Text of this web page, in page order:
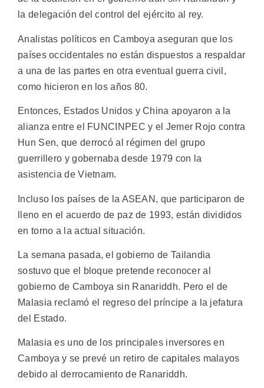
la delegación del control del ejército al rey.
Analistas políticos en Camboya aseguran que los
países occidentales no están dispuestos a respaldar
a una de las partes en otra eventual guerra civil,
como hicieron en los años 80.
Entonces, Estados Unidos y China apoyaron a la
alianza entre el FUNCINPEC y el Jemer Rojo contra
Hun Sen, que derrocó al régimen del grupo
guerrillero y gobernaba desde 1979 con la
asistencia de Vietnam.
Incluso los países de la ASEAN, que participaron de
lleno en el acuerdo de paz de 1993, están divididos
en torno a la actual situación.
La semana pasada, el gobierno de Tailandia
sostuvo que el bloque pretende reconocer al
gobierno de Camboya sin Ranariddh. Pero el de
Malasia reclamó el regreso del príncipe a la jefatura
del Estado.
Malasia es uno de los principales inversores en
Camboya y se prevé un retiro de capitales malayos
debido al derrocamiento de Ranariddh.